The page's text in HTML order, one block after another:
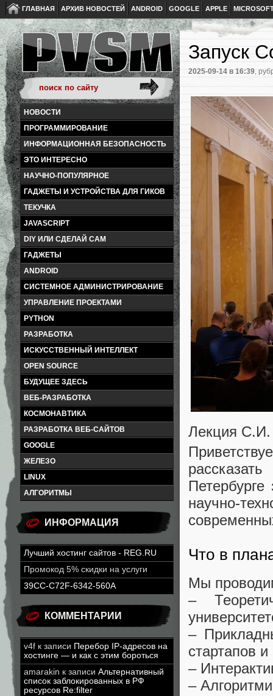
ГЛАВНАЯ АРХИВ НОВОСТЕЙ ANDROID GOOGLE APPLE
НОВОСТИ
ПРОГРАММИРОВАНИЕ
ИНФОРМАЦИОННАЯ БЕЗОПАСНОСТЬ
ЭТО ИНТЕРЕСНО
НАУЧНО-ПОПУЛЯРНОЕ
ГАДЖЕТЫ И УСТРОЙСТВА ДЛЯ ГИКОВ
ТЕКУЧКА
JAVASCRIPT
DIY ИЛИ СДЕЛАЙ САМ
ГАДЖЕТЫ
ANDROID
СИСТЕМНОЕ АДМИНИСТРИРОВАНИЕ
УПРАВЛЕНИЕ ПРОЕКТАМИ
PYTHON
РАЗРАБОТКА
ИСКУССТВЕННЫЙ ИНТЕЛЛЕКТ
OPEN SOURCE
БУДУЩЕЕ ЗДЕСЬ
ВЕБ-РАЗРАБОТКА
КОСМОНАВТИКА
РАЗРАБОТКА ВЕБ-САЙТОВ
GOOGLE
ЖЕЛЕЗО
LINUX
АЛГОРИТМЫ
ИНФОРМАЦИЯ
Лучший хостинг сайтов - REG.RU
Промокод 5% скидки на услуги
39CC-C72F-6342-560A
КОММЕНТАРИИ
v4f к записи Перебор IP-адресов на
хостинге — и как с этим бороться
amarakin к записи Альтернативный
список заблокированных в РФ
ресурсов Re:filter
Запуск
2025-09-14 в 16:39,
Лекция С.И.
научно-
Что в
Мы
–
–
стартапов
–
–